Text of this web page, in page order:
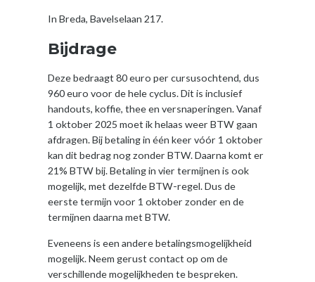
In Breda, Bavelselaan 217.
Bijdrage
Deze bedraagt 80 euro per cursusochtend, dus
960 euro voor de hele cyclus. Dit is inclusief
handouts, koffie, thee en versnaperingen. Vanaf
1 oktober 2025 moet ik helaas weer BTW gaan
afdragen. Bij betaling in één keer vóór 1 oktober
kan dit bedrag nog zonder BTW. Daarna komt er
21% BTW bij. Betaling in vier termijnen is ook
mogelijk, met dezelfde BTW-regel. Dus de
eerste termijn voor 1 oktober zonder en de
termijnen daarna met BTW.
Eveneens is een andere betalingsmogelijkheid
mogelijk. Neem gerust contact op om de
verschillende mogelijkheden te bespreken.